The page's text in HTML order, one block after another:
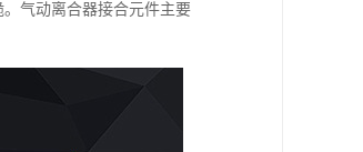
气动离合器接合元件主要